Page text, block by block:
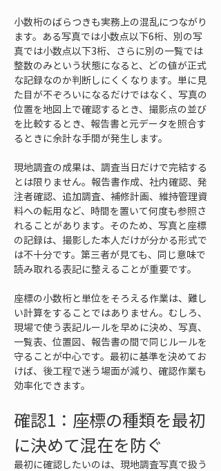
小数桁のばらつきも実務上の混乱につながり
ます。ある写真では小数点以下6桁、別の写
真では小数点以下3桁、さらに別の一覧では
整数のみという状態になると、どの値が正式
な記録なのか判断しにくくなります。単に見
た目が不ぞろいになるだけではなく、写真の
位置を地図上で確認するとき、撮影点の並び
を比較するとき、報告書と元データを照合す
るときに余計な手間が発生します。
現地調査の成果は、調査当日だけで完結する
とは限りません。報告書作成、社内確認、発
注者確認、追加調査、補修計画、維持管理資
料への転用など、時間を置いて何度も参照さ
れることがあります。そのため、写真と座標
の記録は、撮影した本人だけが分かる形式で
は不十分です。第三者が見ても、同じ意味で
読み取れる表記に整えることが重要です。
座標の小数桁と単位をそろえる作業は、難し
い計算をすることではありません。むしろ、
現場で使う表記ルールを早めに決め、写真、
一覧表、位置図、報告書の間で同じルールを
守ることが中心です。最初に基準を決めてお
けば、後工程で迷う場面が減り、確認作業も
効率化できます。
確認1：座標の種類を最初
に決めて混在を防ぐ
最初に確認したいのは、現地調査写真で扱う